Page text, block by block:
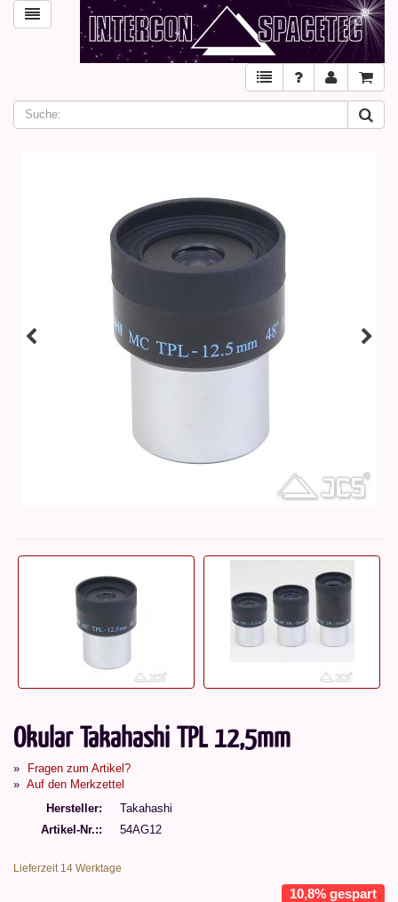
Okular Takahashi TPL 12,5mm
Fragen zum Artikel?
Auf den Merkzettel
Hersteller
Takahashi
Artikel-Nr.:
54AG12
Lieferzeit 14 Werktage
10,8% gespart